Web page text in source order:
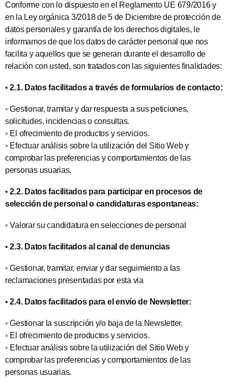
Conforme con lo dispuesto en el Reglamento UE 679/2016 y
en la Ley orgánica 3/2018 de 5 de Diciembre de protección de
datos personales y garantía de los derechos digitales, le
informamos de que los datos de carácter personal que nos
facilita y aquellos que se generan durante el desarrollo de
relación con usted, son tratados con las siguientes finalidades:
•2.1. Datos facilitados a través de formularios de contacto:
◦ Gestionar, tramitar y dar respuesta a sus peticiones,
solicitudes, incidencias o consultas.
◦ El ofrecimiento de productos y servicios.
◦ Efectuar análisis sobre la utilización del Sitio Web y
comprobar las preferencias y comportamientos de las
personas usuarias.
•2.2. Datos facilitados para participar en procesos de
selección de personal o candidaturas espontaneas:
◦ Valorar su candidatura en selecciones de personal
•2.3. Datos facilitados al canal de denuncias
◦ Gestionar, tramitar, enviar y dar seguimiento a las
reclamaciones presentadas por esta via
•2.4. Datos facilitados para el envío de Newsletter:
◦ Gestionar la suscripción y/o baja de la Newsletter.
◦ El ofrecimiento de productos y servicios.
◦ Efectuar análisis sobre la utilización del Sitio Web y
comprobar las preferencias y comportamientos de las
personas usuarias.